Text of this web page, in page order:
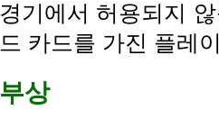
경기에서 허용되지
드 카드를 가진 플레
부상